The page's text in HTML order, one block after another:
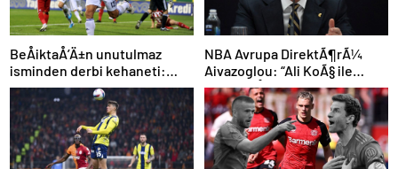
BeÅiktaÅ’Ä±n unutulmaz
isminden derbi kehaneti:
“Zor olacak ama kazanacak”
NBA Avrupa DirektÃ¶rÃ¼
Aivazoglou: “Ali KoÃ§ ile
gÃ¶rÃ¼ÅtÃ¼k”